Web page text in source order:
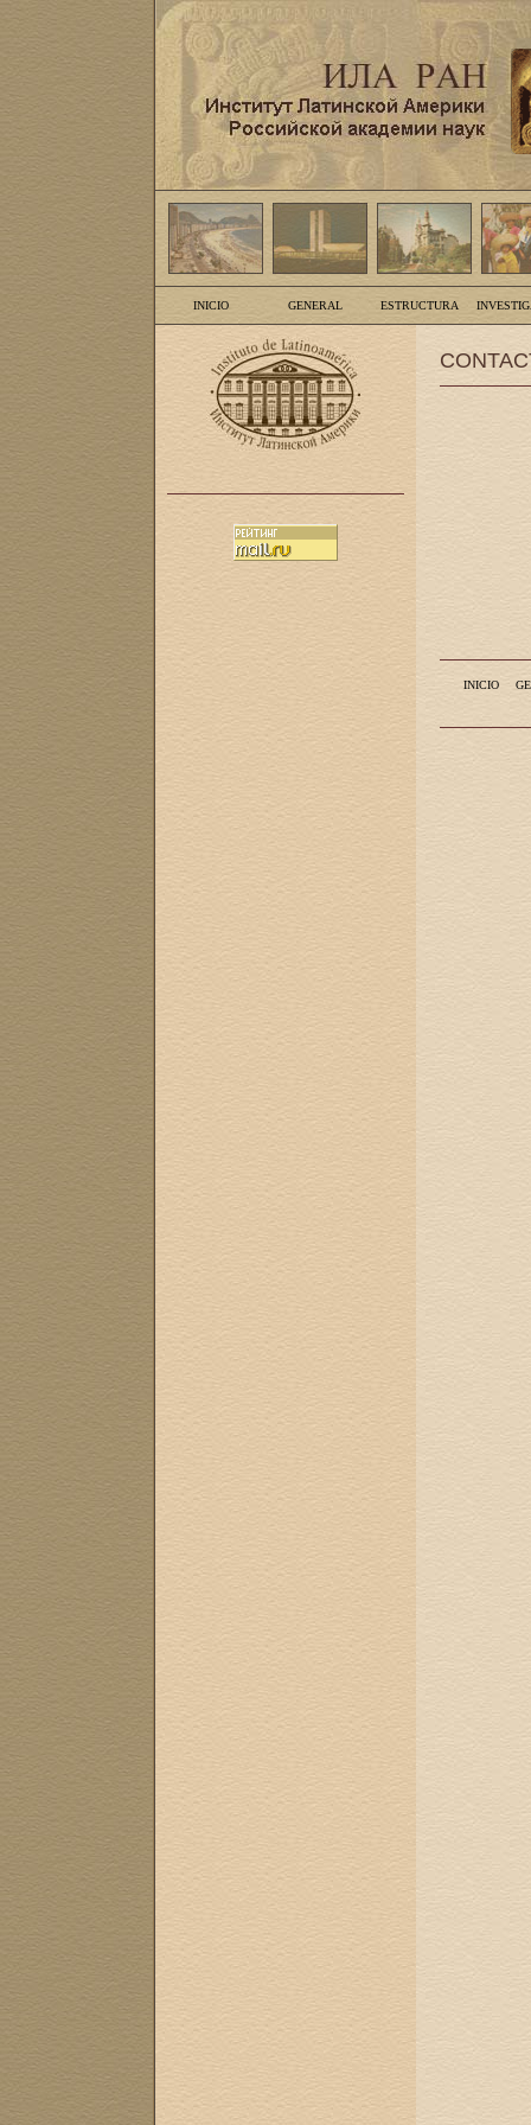
INICIO GENERAL ESTRUCTURA
INICIO